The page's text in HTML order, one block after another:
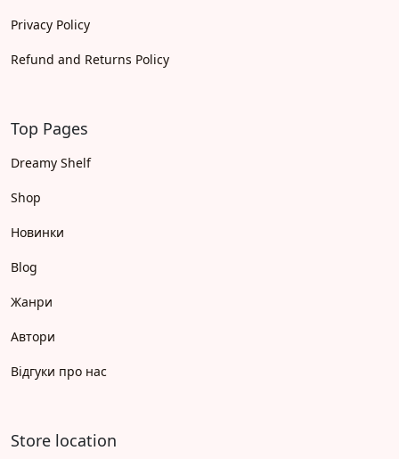
Privacy Policy
Refund and Returns Policy
Top Pages
Dreamy Shelf
Shop
Новинки
Blog
Жанри
Автори
Відгуки про нас
Store location